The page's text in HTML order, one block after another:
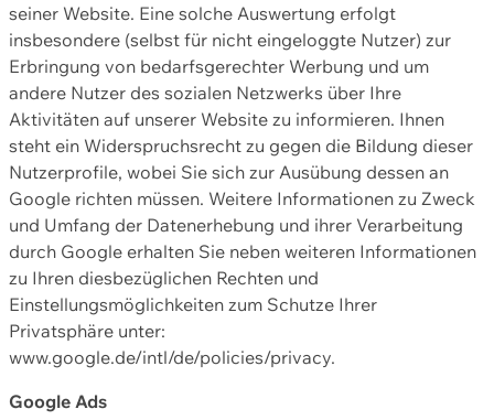
seiner Website. Eine solche Auswertung erfolgt
insbesondere (selbst für nicht eingeloggte Nutzer) zur
Erbringung von bedarfsgerechter Werbung und um
andere Nutzer des sozialen Netzwerks über Ihre
Aktivitäten auf unserer Website zu informieren. Ihnen
steht ein Widerspruchsrecht zu gegen die Bildung dieser
Nutzerprofile, wobei Sie sich zur Ausübung dessen an
Google richten müssen. Weitere Informationen zu Zweck
und Umfang der Datenerhebung und ihrer Verarbeitung
durch Google erhalten Sie neben weiteren Informationen
zu Ihren diesbezüglichen Rechten und
Einstellungsmöglichkeiten zum Schutze Ihrer
Privatsphäre unter:
www.google.de/intl/de/policies/privacy.
Google Ads